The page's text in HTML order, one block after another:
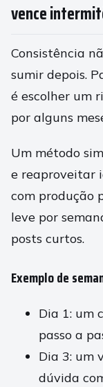
vence
Consistência
sumir depois.
é escolher um
por alguns
Um método
e reaproveitar
com produção
leve por
posts curtos.
Exemplo de
Dia 1: um
passo a
Dia 3: um
dúvida